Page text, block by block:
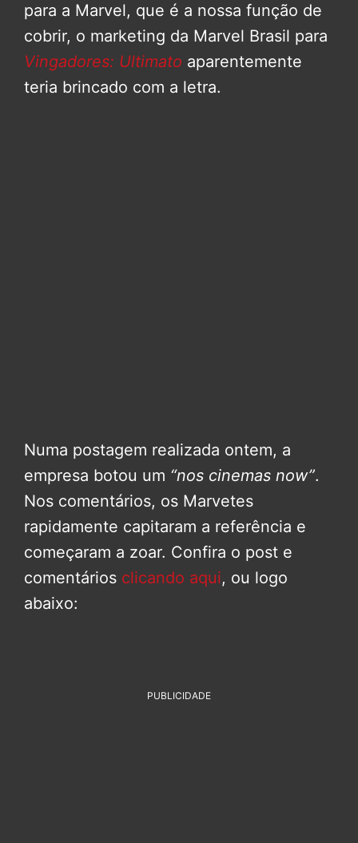
para a Marvel, que é a nossa função de
cobrir, o marketing da Marvel Brasil para
Vingadores: Ultimato aparentemente
teria brincado com a letra.
Numa postagem realizada ontem, a
empresa botou um “nos cinemas now”.
Nos comentários, os Marvetes
rapidamente capitaram a referência e
começaram a zoar. Confira o post e
comentários clicando aqui, ou logo
abaixo:
PUBLICIDADE